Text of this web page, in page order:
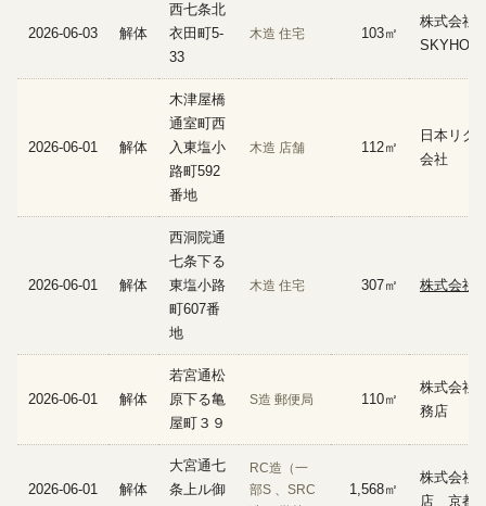
2026-06-03 解体
西七条北
衣田町5-
33
木造 住宅 103㎡
株式会
2026-06-01 解体
木津屋橋
通室町西
入東塩小
路町592
番地
木造 店舗 112㎡
日本リグ
会社
2026-06-01 解体
西洞院通
七条下る
東塩小路
町607番
地
木造 住宅 307㎡ 株式会社
2026-06-01 解体
若宮通松
原下る亀
屋町３９
S造 郵便局 110㎡
株式会社
務店
2026-06-01 解体
大宮通七
条上ル御
RC造（一
部S 、SRC
1,568㎡
株式会社
店 京都